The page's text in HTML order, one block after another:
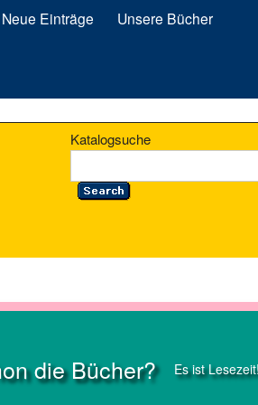
Neue Einträge Unsere Bücher
Katalogsuche
die Bücher? Es ist